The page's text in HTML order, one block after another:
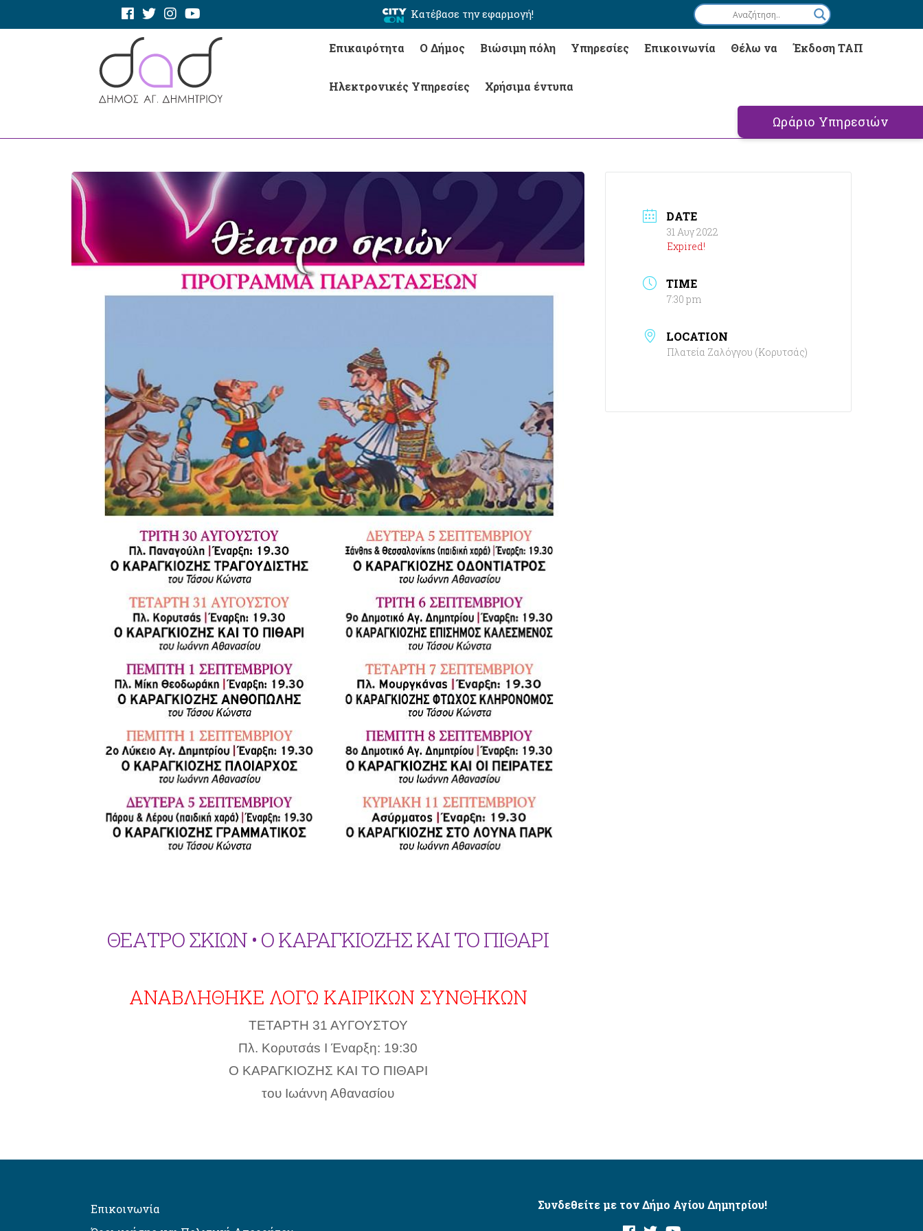
Κατέβασε την εφαρμογή!
Επικαιρότητα Ο Δήμος Βιώσιμη πόλη Υπηρεσίες Επικοινωνία Θέλω να Έκδοση ΤΑΠ
Ηλεκτρονικές Υπηρεσίες Χρήσιμα έντυπα
Ωράριο Υπηρεσιών
ΘΕΑΤΡΟ ΣΚΙΩΝ • Ο ΚΑΡΑΓΚΙΟΖΗΣ ΚΑΙ ΤΟ ΠΙΘΑΡΙ
ΑΝΑΒΛΗΘΗΚΕ ΛΟΓΩ ΚΑΙΡΙΚΩΝ ΣΥΝΘΗΚΩΝ
ΤΕΤΑΡΤΗ 31 ΑΥΓΟΥΣΤΟΥ
Πλ. Κορυτσάs Ι Έναρξη: 19:30
Ο ΚΑΡΑΓΚΙΟΖΗΣ ΚΑΙ ΤΟ ΠΙΘΑΡΙ
του Ιωάννη Αθανασίου
DATE
31 Αυγ 2022
Expired!
TIME
7:30 pm
LOCATION
Πλατεία Ζαλόγγου (Κορυτσάς)
Επικοινωνία
Συνδεθείτε με τον Δήμο Αγίου Δημητρίου!